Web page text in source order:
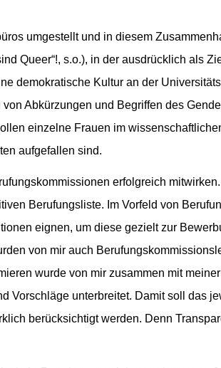
umgestellt und in diesem
Queer“!, s.o.), in der ausdrücklich als
demokratische Kultur an der
Abkürzungen und Begriffen des
einzelne Frauen im
aufgefallen sind.
erfolgreich
Berufungsliste. Im Vorfeld von
eignen, um diese gezielt zur
von mir auch
wurde von mir zusammen mit
Vorschläge unterbreitet. Damit soll das
berücksichtigt werden. Denn